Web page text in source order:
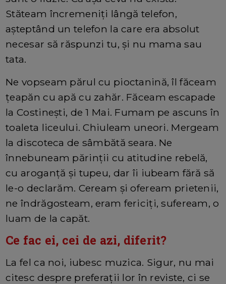
Stăteam încremeniți lângă telefon,
așteptând un telefon la care era absolut
necesar să răspunzi tu, și nu mama sau
tata.
Ne vopseam părul cu pioctanină, îl făceam
țeapăn cu apă cu zahăr. Făceam escapade
la Costinești, de 1 Mai. Fumam pe ascuns în
toaleta liceului. Chiuleam uneori. Mergeam
la discoteca de sâmbătă seara. Ne
înnebuneam părinții cu atitudine rebelă,
cu aroganță și tupeu, dar îi iubeam fără să
le-o declarăm. Ceream și ofeream prietenii,
ne îndrăgosteam, eram fericiți, sufeream, o
luam de la capăt.
Ce fac ei, cei de azi, diferit?
La fel ca noi, iubesc muzica. Sigur, nu mai
citesc despre preferații lor în reviste, ci se